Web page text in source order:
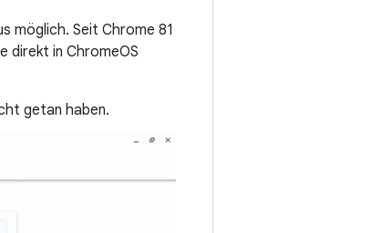
möglich. Seit Chrome 81
direkt in ChromeOS
getan haben.